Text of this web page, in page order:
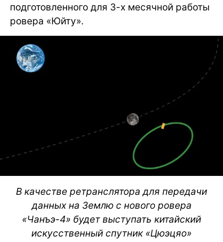
подготовленного для 3-х месячной работы
ровера «Юйту».
В качестве ретранслятора для передачи
данных на Землю с нового ровера
«Чанъэ-4» будет выступать китайский
искусственный спутник «Цюэцяо»